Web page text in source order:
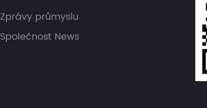
Zprávy průmyslu
Společnost News